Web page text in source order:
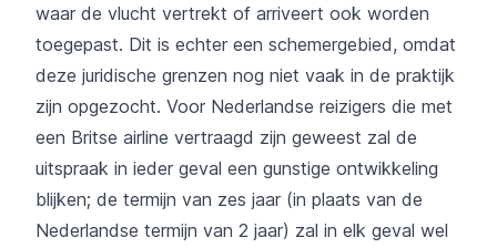
waar de vlucht vertrekt of arriveert ook worden
toegepast. Dit is echter een schemergebied, omdat
deze juridische grenzen nog niet vaak in de praktijk
zijn opgezocht. Voor Nederlandse reizigers die met
een Britse airline vertraagd zijn geweest zal de
uitspraak in ieder geval een gunstige ontwikkeling
blijken; de termijn van zes jaar (in plaats van de
Nederlandse termijn van 2 jaar) zal in elk geval wel